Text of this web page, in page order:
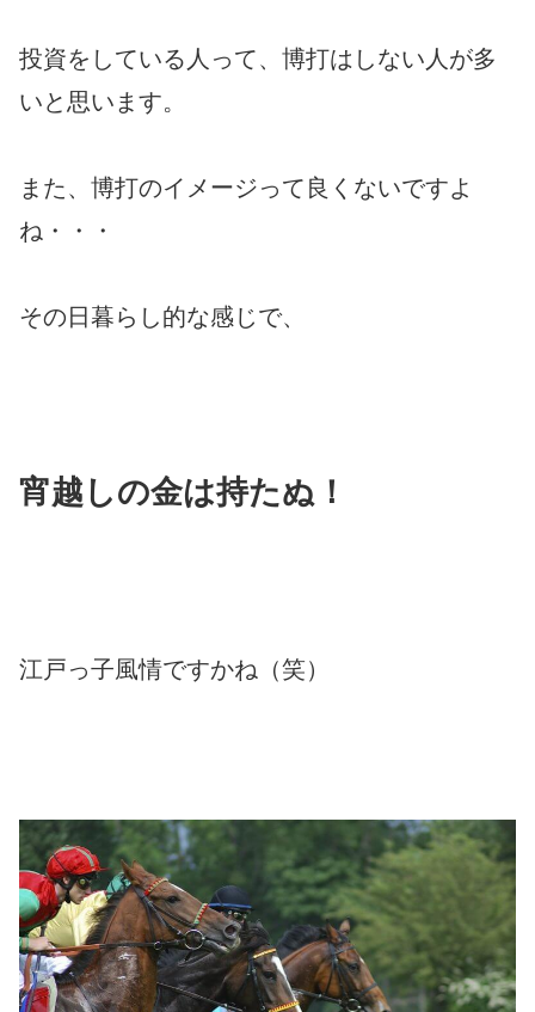
投資をしている人って、博打はしない人が多
いと思います。
また、博打のイメージって良くないですよ
ね・・・
その日暮らし的な感じで、
宵越しの金は持たぬ！
江戸っ子風情ですかね（笑）